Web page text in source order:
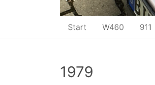
Start W460 911
1979